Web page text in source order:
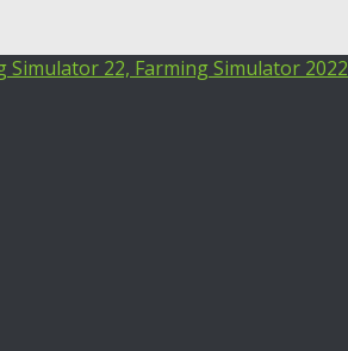
22, Farming Simulator 2022